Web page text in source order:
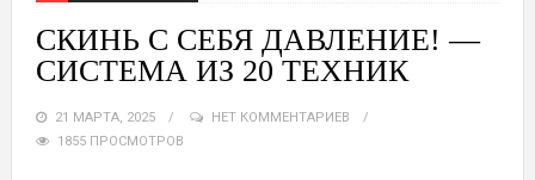
СКИНЬ С СЕБЯ ДАВЛЕНИЕ! —
СИСТЕМА ИЗ 20 ТЕХНИК
21 МАРТА, 2025
НЕТ КОММЕНТАРИЕВ
1855 ПРОСМОТРОВ